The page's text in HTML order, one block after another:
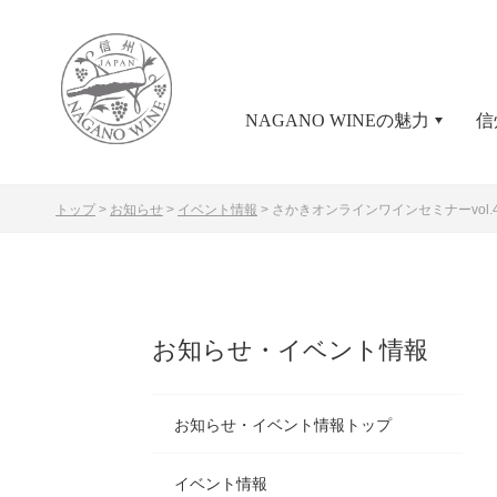
NAGANO WINEの魅力 信
トップ > お知らせ > イベント情報 > さかきオンラインワインセミナー
お知らせ・イベント情報
お知らせ・イベント情報トップ
イベント情報